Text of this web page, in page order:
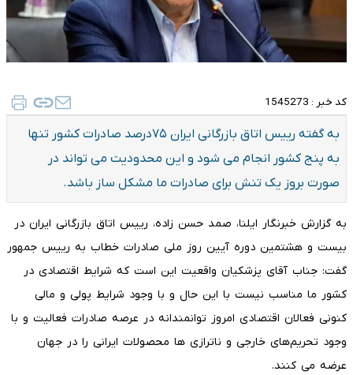
کد خبر : 1545273
به گفته رییس اتاق بازرگانی ایران ۷۵درصد صادرات کشور تنها
به پنج کشور انجام می شود و این محدودیت می تواند در
صورت بروز یک تنش برای صادرات ما مشکل ساز باشد.
به گزارش خبرنگار ایلنا، صمد حسن زاده، رییس اتاق بازرگانی ایران در
بیست و هشتمین دوره آیین روز ملی صادرات خطاب به رییس جمهور
گفت: جناب آقای پزشکیان واقعیت این است که شرایط اقتصادی در
کشور ما مناسب نیست با این حال و با وجود شرایط پولی و مالی
کنونی فعالان اقتصادی امروز توانمندانه در عرصه صادرات فعالیت و با
وجود تحریم‌های خارجی و ناترازی ها محصولات ایرانی را در جهان
عرضه می کنند.